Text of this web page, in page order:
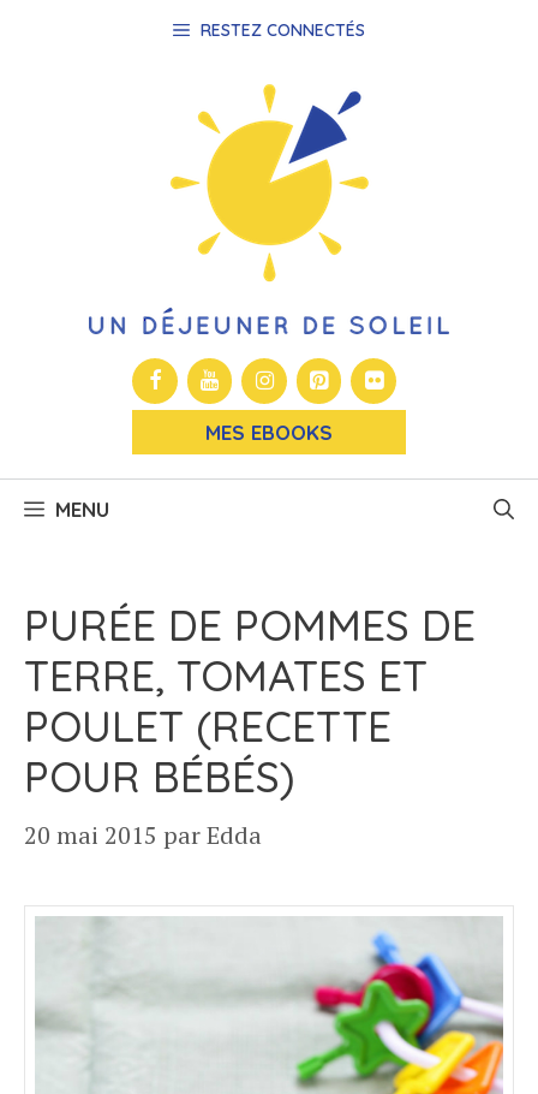
RESTEZ CONNECTÉS
MES EBOOKS
MENU
PURÉE DE POMMES DE
TERRE, TOMATES ET
POULET (RECETTE
POUR BÉBÉS)
20 mai 2015 parEdda